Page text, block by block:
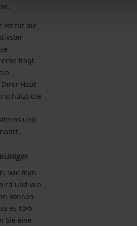
ist für die
trägt
Ihrer Haut
schützt die
und
wie man
und wie
können
es 60%
Sie eine